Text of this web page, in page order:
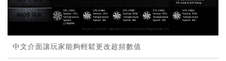
中文介面讓玩家能夠輕鬆更改超頻數值